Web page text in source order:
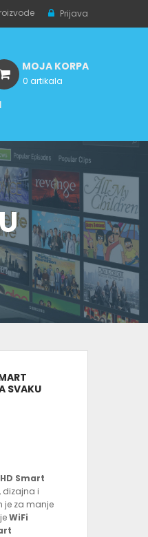
Prijava
MOJA KORPA
0 artikala
SVAKU
Smart
dizajna i
je za manje
WiFi